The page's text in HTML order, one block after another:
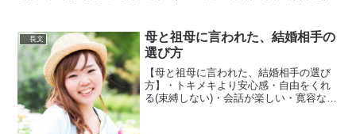
長文
母と祖母に言われた、結婚相手の
選び方
【母と祖母に言われた、結婚相手の選び
方】・トキメキより安心感・自由をくれ
る(束縛しない)・会話が楽しい・寛容な